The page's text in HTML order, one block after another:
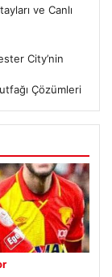
ve Canlı
City’nin
Çözümleri